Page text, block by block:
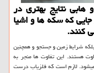
نتایج بهتری در
كه سكه ها و اشیا
كنند.
شرایط زمین و جستجو و همچنین
هستند. این تفاوت ها منجر به
لازم است که فلزیاب‌ درست